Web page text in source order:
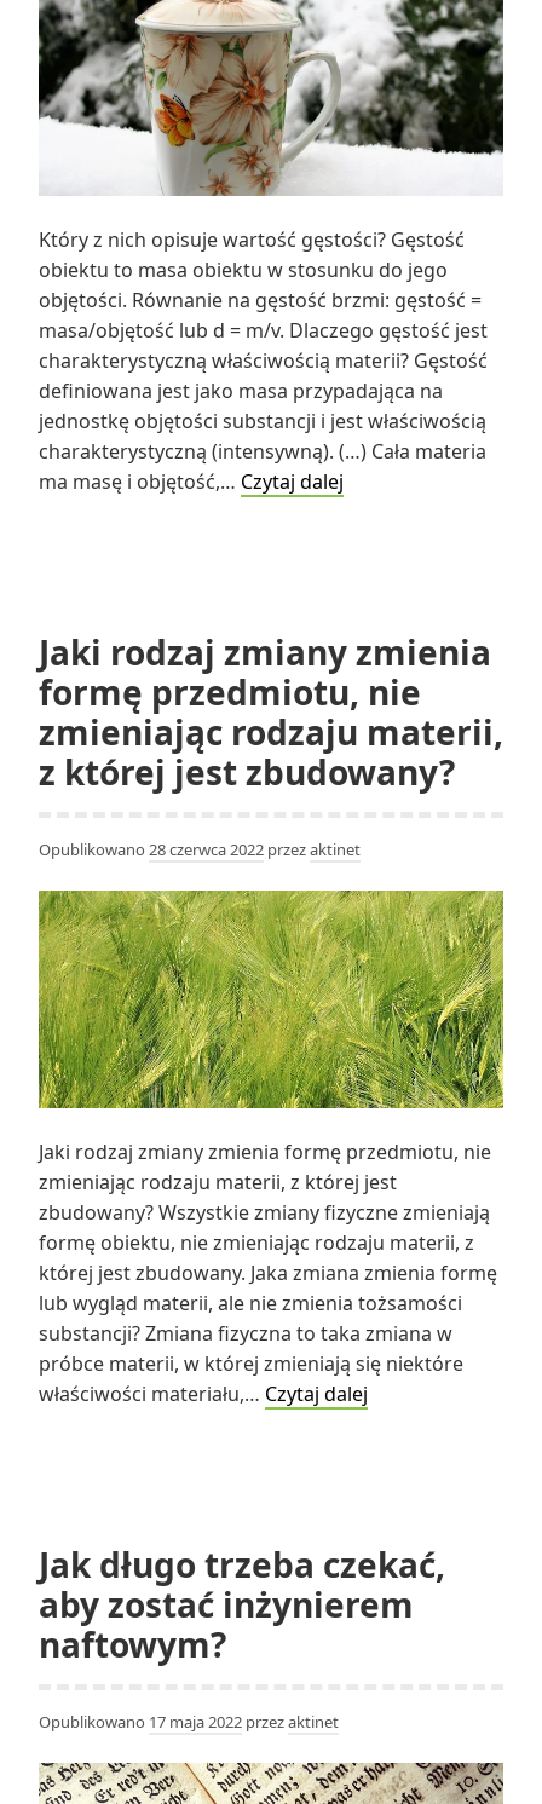
Który z nich opisuje wartość gęstości? Gęstość
obiektu to masa obiektu w stosunku do jego
objętości. Równanie na gęstość brzmi: gęstość =
masa/objętość lub d = m/v. Dlaczego gęstość jest
charakterystyczną właściwością materii? Gęstość
definiowana jest jako masa przypadająca na
jednostkę objętości substancji i jest właściwością
charakterystyczną (intensywną). (…) Cała materia
ma masę i objętość,… Czytaj dalej
Jaki rodzaj zmiany zmienia
formę przedmiotu, nie
zmieniając rodzaju materii,
z której jest zbudowany?
Opublikowano 28 czerwca 2022 przezaktinet
Jaki rodzaj zmiany zmienia formę przedmiotu, nie
zmieniając rodzaju materii, z której jest
zbudowany? Wszystkie zmiany fizyczne zmieniają
formę obiektu, nie zmieniając rodzaju materii, z
której jest zbudowany. Jaka zmiana zmienia formę
lub wygląd materii, ale nie zmienia tożsamości
substancji? Zmiana fizyczna to taka zmiana w
próbce materii, w której zmieniają się niektóre
właściwości materiału,… Czytaj dalej
nie
zmieniając
zbudowany?
Jak długo trzeba czekać,
aby zostać inżynierem
naftowym?
Opublikowano 17 maja 2022 przezaktinet